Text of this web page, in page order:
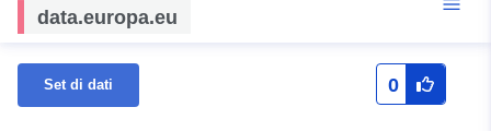
data.europa.eu
Set di dati 0